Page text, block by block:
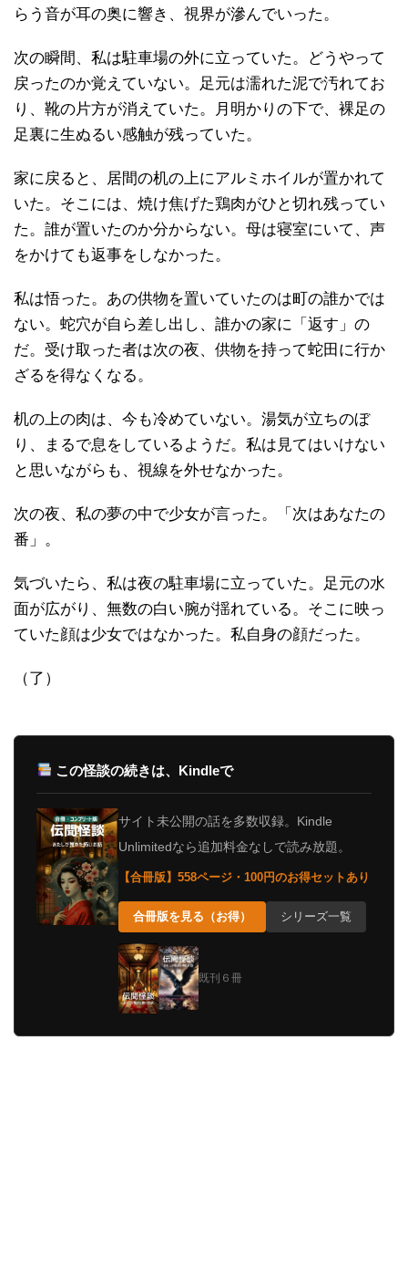
らう音が耳の奥に響き、視界が滲んでいった。
次の瞬間、私は駐車場の外に立っていた。どうやって
戻ったのか覚えていない。足元は濡れた泥で汚れてお
り、靴の片方が消えていた。月明かりの下で、裸足の
足裏に生ぬるい感触が残っていた。
家に戻ると、居間の机の上にアルミホイルが置かれて
いた。そこには、焼け焦げた鶏肉がひと切れ残ってい
た。誰が置いたのか分からない。母は寝室にいて、声
をかけても返事をしなかった。
私は悟った。あの供物を置いていたのは町の誰かでは
ない。蛇穴が自ら差し出し、誰かの家に「返す」の
だ。受け取った者は次の夜、供物を持って蛇田に行か
ざるを得なくなる。
机の上の肉は、今も冷めていない。湯気が立ちのぼ
り、まるで息をしているようだ。私は見てはいけない
と思いながらも、視線を外せなかった。
次の夜、私の夢の中で少女が言った。「次はあなたの
番」。
気づいたら、私は夜の駐車場に立っていた。足元の水
面が広がり、無数の白い腕が揺れている。そこに映っ
ていた顔は少女ではなかった。私自身の顔だった。
（了）
この怪談の続きは、Kindleで
サイト未公開の話を多数収録。Kindle
Unlimitedなら追加料金なしで読み放題。
【合冊版】558ページ・100円のお得セットあり
合冊版を見る（お得） シリーズ一覧
既刊６冊